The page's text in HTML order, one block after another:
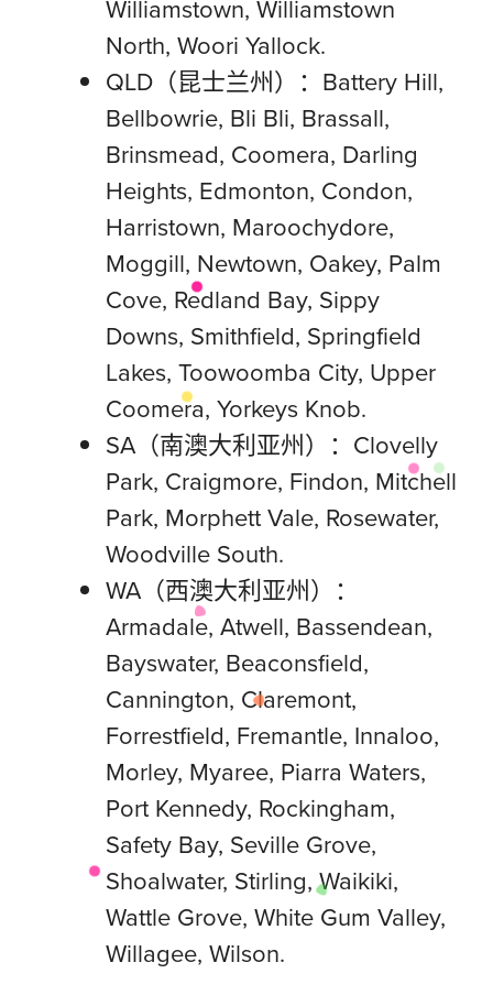
Williamstown, Williamstown
North, Woori Yallock.
QLD（昆士兰州）：Battery Hill,
Bellbowrie, Bli Bli, Brassall,
Brinsmead, Coomera, Darling
Heights, Edmonton, Condon,
Harristown, Maroochydore,
Moggill, Newtown, Oakey, Palm
Cove, Redland Bay, Sippy
Downs, Smithfield, Springfield
Lakes, Toowoomba City, Upper
Coomera, Yorkeys Knob.
SA（南澳大利亚州）：Clovelly
Park, Craigmore, Findon, Mitchell
Park, Morphett Vale, Rosewater,
Woodville South.
WA（西澳大利亚州）：
Armadale, Atwell, Bassendean,
Bayswater, Beaconsfield,
Cannington, Claremont,
Forrestfield, Fremantle, Innaloo,
Morley, Myaree, Piarra Waters,
Port Kennedy, Rockingham,
Safety Bay, Seville Grove,
Shoalwater, Stirling, Waikiki,
Wattle Grove, White Gum Valley,
Willagee, Wilson.